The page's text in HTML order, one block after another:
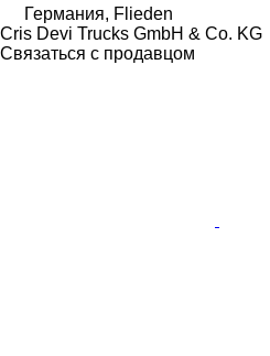
Германия, Flieden
Cris Devi Trucks GmbH & Co. KG
Связаться с продавцом